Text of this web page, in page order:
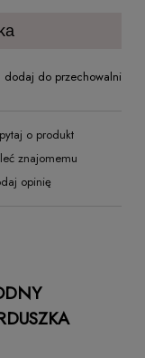
dodaj do przechowalni
o produkt
znajomemu
opinię